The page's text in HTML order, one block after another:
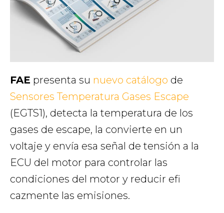
FAE presenta su nuevo catálogo de
Sensores Temperatura Gases Escape
(EGTS1), detecta la temperatura de los
gases de escape, la convierte en un
voltaje y envía esa señal de tensión a la
ECU del motor para controlar las
condiciones del motor y reducir efi
cazmente las emisiones.